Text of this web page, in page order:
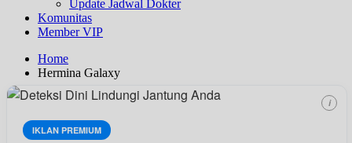
Update Jadwal Dokter
Komunitas
Member VIP
Home
Hermina Galaxy
IKLAN PREMIUM
i